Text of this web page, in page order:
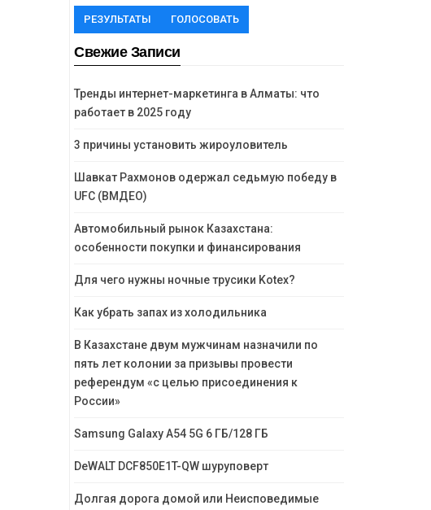
РЕЗУЛЬТАТЫ ГОЛОСОВАТЬ
Свежие Записи
Тренды интернет-маркетинга в Алматы: что
работает в 2025 году
3 причины установить жироуловитель
Шавкат Рахмонов одержал седьмую победу в
UFC (ВМДЕО)
Автомобильный рынок Казахстана:
особенности покупки и финансирования
Для чего нужны ночные трусики Kotex?
Как убрать запах из холодильника
В Казахстане двум мужчинам назначили по
пять лет колонии за призывы провести
референдум «с целью присоединения к
России»
Samsung Galaxy A54 5G 6 ГБ/128 ГБ
DeWALT DCF850E1T-QW шуруповерт
Долгая дорога домой или Неисповедимые